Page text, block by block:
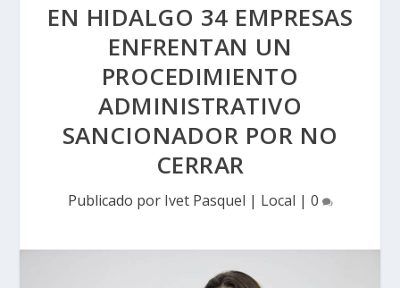
EN HIDALGO 34 EMPRESAS
ENFRENTAN UN
PROCEDIMIENTO
ADMINISTRATIVO
SANCIONADOR POR NO
CERRAR
Publicado por Ivet Pasquel | Local | 0